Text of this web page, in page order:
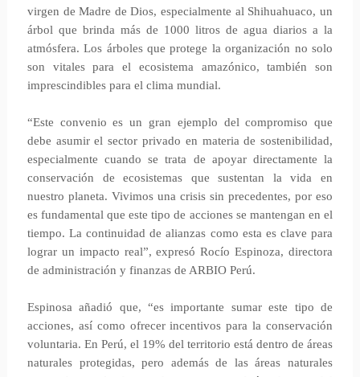
virgen de Madre de Dios, especialmente al Shihuahuaco, un
árbol que brinda más de 1000 litros de agua diarios a la
atmósfera. Los árboles que protege la organización no solo
son vitales para el ecosistema amazónico, también son
imprescindibles para el clima mundial.
“Este convenio es un gran ejemplo del compromiso que
debe asumir el sector privado en materia de sostenibilidad,
especialmente cuando se trata de apoyar directamente la
conservación de ecosistemas que sustentan la vida en
nuestro planeta. Vivimos una crisis sin precedentes, por eso
es fundamental que este tipo de acciones se mantengan en el
tiempo. La continuidad de alianzas como esta es clave para
lograr un impacto real”, expresó Rocío Espinoza, directora
de administración y finanzas de ARBIO Perú.
Espinosa añadió que, “es importante sumar este tipo de
acciones, así como ofrecer incentivos para la conservación
voluntaria. En Perú, el 19% del territorio está dentro de áreas
naturales protegidas, pero además de las áreas naturales